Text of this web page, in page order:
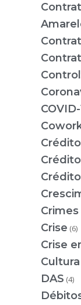
Crédito
Crise (6)
Crise
DAS (4)